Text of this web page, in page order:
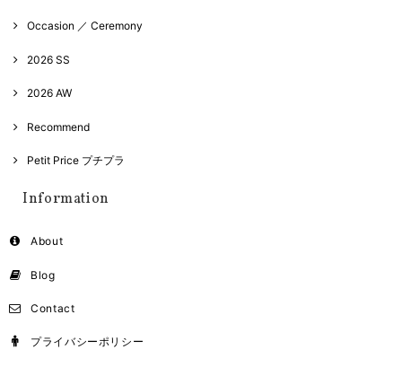
Occasion ／ Ceremony
2026 SS
2026 AW
Recommend
Petit Price プチプラ
Information
About
Blog
Contact
プライバシーポリシー